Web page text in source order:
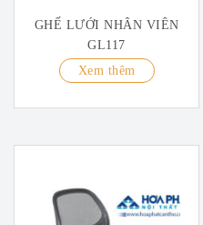
GHẾ LƯỚI NHÂN VIÊN
GL117
Xem thêm